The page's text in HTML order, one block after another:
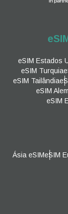
eSIM Estados
eSIM Turquia
eSIM Tailândia
eSIM
eSIM
Ásia eSIMeSIM